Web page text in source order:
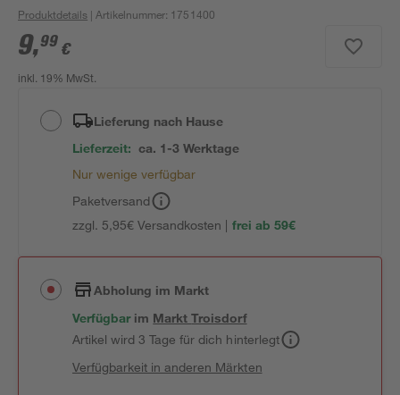
Produktdetails | Artikelnummer: 1751400
9,99 €
inkl. 19% MwSt.
Lieferung nach Hause
Lieferzeit: ca. 1-3 Werktage
Nur wenige verfügbar
Paketversand
zzgl. 5,95€ Versandkosten | frei ab 59€
Abholung im Markt
Verfügbar im MarktTroisdorf
Artikel wird 3 Tage für dich hinterlegt
Verfügbarkeit in anderen Märkten